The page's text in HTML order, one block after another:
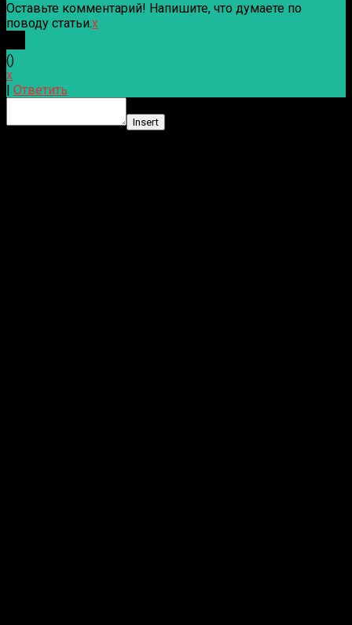
Оставьте комментарий! Напишите, что думаете по
поводу статьи.x
()
x
Ответить
Insert